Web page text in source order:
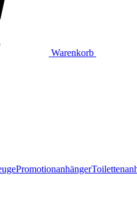
Warenkorb
Promotionanhänger